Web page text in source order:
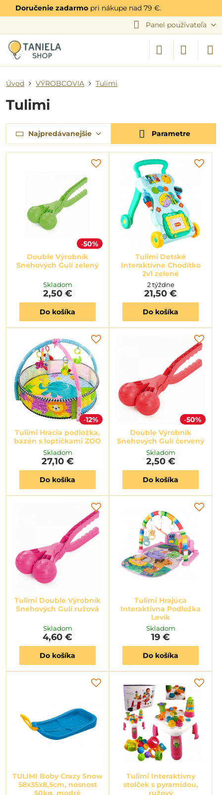
Doručenie zadarmo pri nákupe nad 79 €.
Panel používateľa
Úvod VÝROBCOVIA Tulimi
Tulimi
Najpredávanejšie Parametre
50%
Double Výrobník
Snehových Gulí zelený
Skladom
2,50 €
Do košíka
Tulimi Detské
Interaktívne Chodítko
2v1 zelené
2 týždne
21,50 €
Do košíka
12%
Tulimi Hracia podložka,
bazén s loptičkami ZOO
Skladom
27,10 €
Do košíka
50%
Double Výrobník
Snehových Gulí červený
Skladom
2,50 €
Do košíka
Tulimi Double Výrobník
Snehových Gulí ružová
Skladom
4,60 €
Do košíka
Tulimi Hrajúca
Interaktívna Podložka
Levík
Skladom
19 €
Do košíka
TULIMI Boby Crazy Snow
58x35x8,5cm, nosnost
50kg, modré
Tulimi Interaktívny
stolček s pyramídou,
ružový